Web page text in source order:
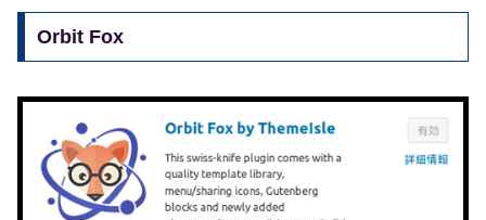
Orbit Fox